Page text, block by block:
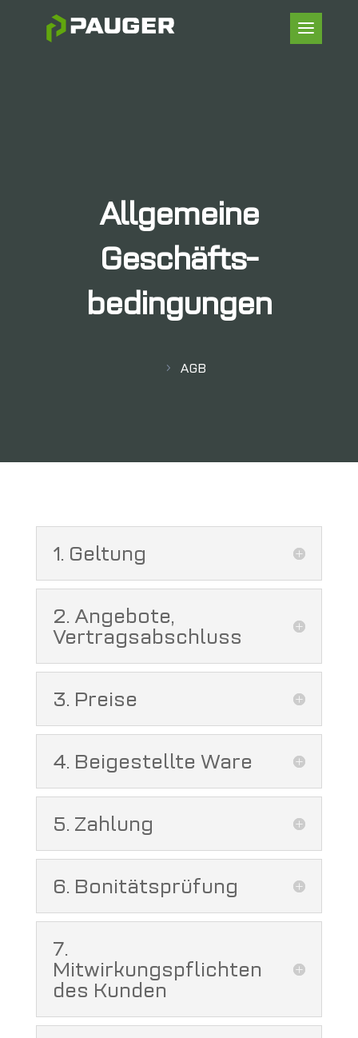
Allgemeine
Geschäfts-
bedingungen
5 AGB
1. Geltung
2. Angebote,
Vertragsabschluss
3. Preise
4. Beigestellte Ware
5. Zahlung
6. Bonitätsprüfung
7.
Mitwirkungspflichten
des Kunden